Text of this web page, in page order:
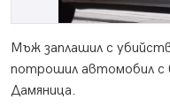
Мъж заплашил с
потрошил автомобил с
Дамяница.